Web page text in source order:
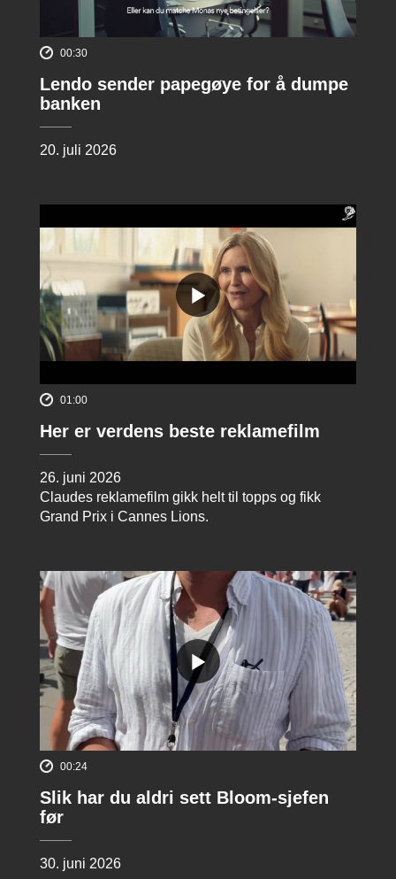
00:30
Lendo sender papegøye for å dumpe
banken
20. juli 2026
01:00
Her er verdens beste reklamefilm
26. juni 2026
Claudes reklamefilm gikk helt til topps og fikk
Grand Prix i Cannes Lions.
00:24
Slik har du aldri sett Bloom-sjefen
før
30. juni 2026